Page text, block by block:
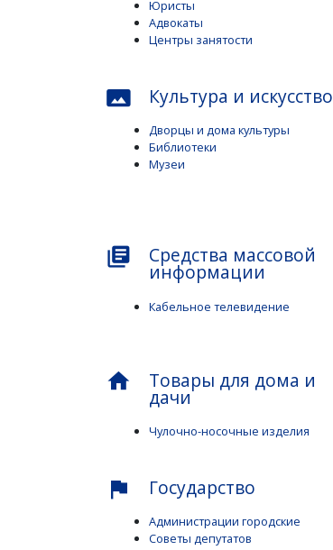
Юристы
Адвокаты
Центры занятости
panorama Культура и искусство
Дворцы и дома культуры
Библиотеки
Музеи
library_books Средства массовой
информации
Кабельное телевидение
home Товары для дома и
дачи
Чулочно-носочные изделия
flag Государство
Администрации городские
Советы депутатов